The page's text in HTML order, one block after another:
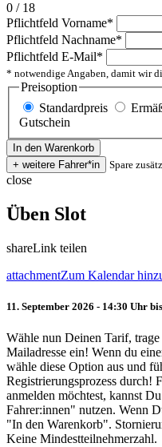
0 / 18
Pflichtfeld Vorname*
Pflichtfeld Nachname*
Pflichtfeld E-Mail*
* notwendige Angaben, damit wir
Preisoption
Standardpreis
Gutschein
Spare
close
Üben Slot
shareLink teilen
attachmentZum Kalendar
11. September 2026 - 14:30 Uhr
Wähle nun Deinen Tarif,
Mailadresse ein! Wenn du
wähle diese Option aus und
Registrierungsprozess durch!
anmelden möchtest, kannst
Fahrer:innen" nutzen. Wenn
"In den Warenkorb".
Keine Mindestteilnehmerzahl.